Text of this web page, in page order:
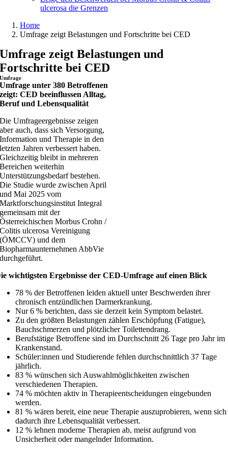
ulcerosa die Grenzen
Home
Umfrage zeigt Belastungen und Fortschritte bei CED
Umfrage zeigt Belastungen und
Fortschritte bei CED
Umfrage
Umfrage unter 380 Betroffenen
zeigt: CED beeinflussen Alltag,
Beruf und Lebensqualität
Die Umfrageergebnisse zeigen
aber auch, dass sich Versorgung,
Information und Therapie in den
letzten Jahren verbessert haben.
Gleichzeitig bleibt in mehreren
Bereichen weiterhin
Unterstützungsbedarf bestehen.
Die Studie wurde zwischen April
und Mai 2025 vom
Marktforschungsinstitut Integral
gemeinsam mit der
Österreichischen Morbus Crohn /
Colitis ulcerosa Vereinigung
(ÖMCCV) und dem
Biopharmaunternehmen AbbVie
durchgeführt.
wichtigsten Ergebnisse der CED-Umfrage auf einen Blick
78 % der Betroffenen leiden aktuell unter Beschwerden ihrer
chronisch entzündlichen Darmerkrankung.
Nur 6 % berichten, dass sie derzeit kein Symptom belastet.
Zu den größten Belastungen zählen Erschöpfung (Fatigue),
Bauchschmerzen und plötzlicher Toilettendrang.
Berufstätige Betroffene sind im Durchschnitt 26 Tage pro Jahr im
Krankenstand.
Schüler:innen und Studierende fehlen durchschnittlich 37 Tage
jährlich.
83 % wünschen sich Auswahlmöglichkeiten zwischen
verschiedenen Therapien.
74 % möchten aktiv in Therapieentscheidungen eingebunden
werden.
81 % wären bereit, eine neue Therapie auszuprobieren, wenn sich
dadurch ihre Lebensqualität verbessert.
12 % lehnen moderne Therapien ab, meist aufgrund von
Unsicherheit oder mangelnder Information.